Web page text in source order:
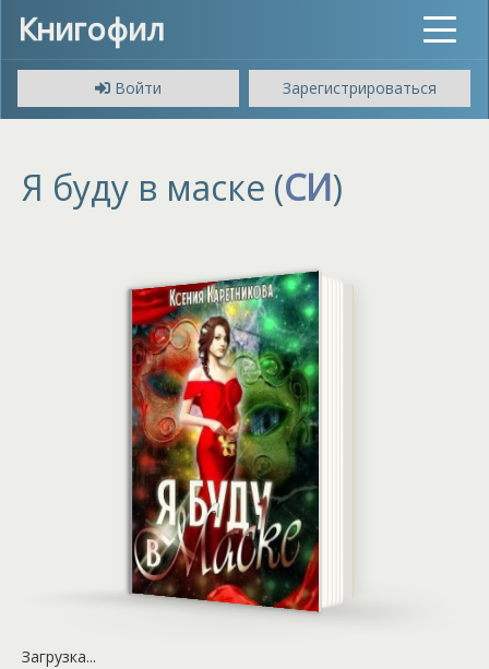
Книгофил
Toggle
Войти
Зарегистрироваться
Я буду в маске (СИ)
Загрузка...